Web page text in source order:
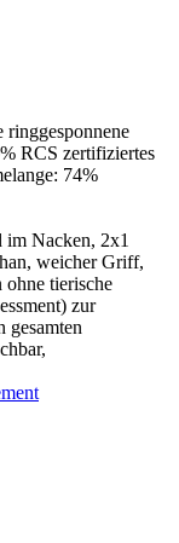
ringgesponnene
RCS zertifiziertes
74%
Nacken, 2x1
weicher Griff,
ohne tierische
zur
gesamten